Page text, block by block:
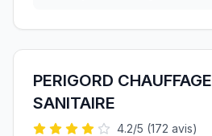
PERIGORD CHAUFFAGE
SANITAIRE
4.2/5 (172 avis)